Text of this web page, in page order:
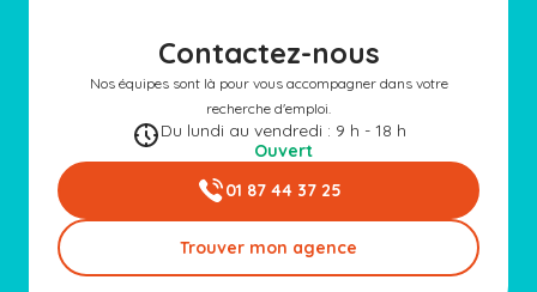
Contactez-nous
Nos équipes sont là pour vous accompagner dans votre
recherche d'emploi.
Du lundi au vendredi : 9 h - 18 h
Ouvert
01 87 44 37 25
Trouver mon agence